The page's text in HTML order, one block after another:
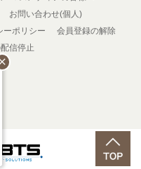
お問い合わせ(個人)
ーポリシー
会員登録の解除
信停止